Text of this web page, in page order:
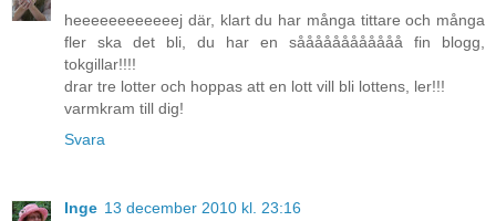
heeeeeeeeeeeej där, klart du har många tittare och många
fler ska det bli, du har en såååååååååååå fin blogg,
tokgillar!!!!
drar tre lotter och hoppas att en lott vill bli lottens, ler!!!
varmkram till dig!
Svara
Inge 13 december 2010 kl. 23:16